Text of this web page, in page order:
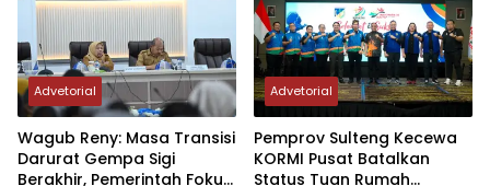
Advetorial
Wagub Reny: Masa Transisi
Darurat Gempa Sigi
Berakhir, Pemerintah Fokus
Advetorial
Pemprov Sulteng Kecewa
KORMI Pusat Batalkan
Status Tuan Rumah